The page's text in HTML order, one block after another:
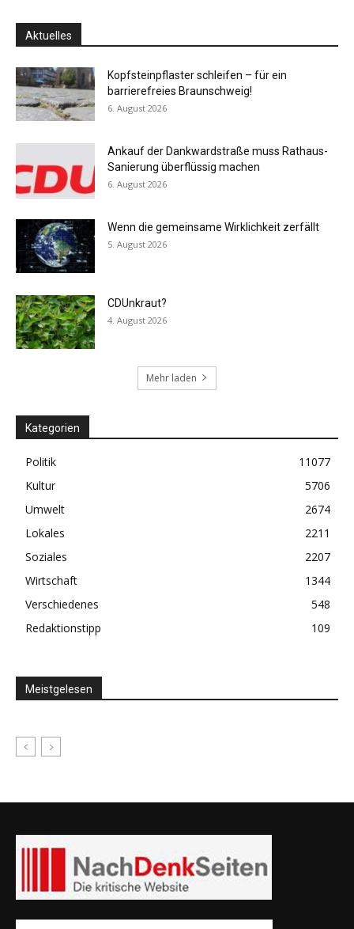
Aktuelles
Kopfsteinpflaster schleifen – für ein
barrierefreies Braunschweig!
6. August 2026
Ankauf der Dankwardstraße muss Rathaus-
Sanierung überflüssig machen
6. August 2026
Wenn die gemeinsame Wirklichkeit zerfällt
5. August 2026
CDUnkraut?
4. August 2026
Mehr laden
Kategorien
Politik
11077
Kultur
5706
Umwelt
2674
Lokales
2211
Soziales
2207
Wirtschaft
1344
Verschiedenes
548
Redaktionstipp
109
Meistgelesen